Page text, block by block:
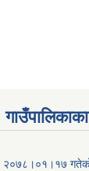
२०७८।०१।१७ गतेको